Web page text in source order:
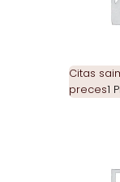
Citas
preces1